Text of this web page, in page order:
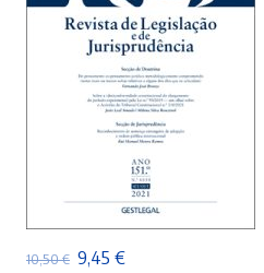
10,50€ O
9,45 €O